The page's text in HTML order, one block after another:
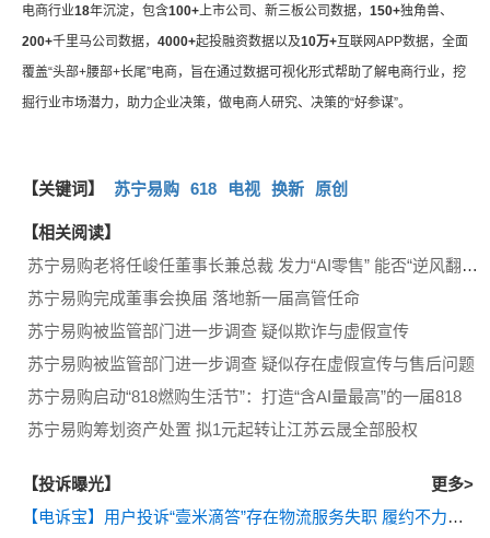
电商行业18年沉淀，包含100+ 上市公司、新三板公司数据， 150+独角兽、
200+千里马公司数据， 4000+起投融资数据以及10万+互联网APP数据，全面
覆盖“头部+腰部+长尾”电商，旨在通过数据可视化形式帮助了解电商行业，挖
掘行业市场潜力，助力企业决策，做电商人研究、决策的“好参谋”。
【关键词】 苏宁易购 618 电视 换新 原创
【相关阅读】
苏宁易购老将任峻任董事长兼总裁 发力“AI零售” 能否“逆风翻盘”？
苏宁易购完成董事会换届 落地新一届高管任命
苏宁易购被监管部门进一步调查 疑似欺诈与虚假宣传
苏宁易购被监管部门进一步调查 疑似存在虚假宣传与售后问题
苏宁易购启动“818燃购生活节”：打造“含AI量最高”的一届818
苏宁易购筹划资产处置 拟1元起转让江苏云晟全部股权
【投诉曝光】
更多>
【电诉宝】用户投诉“壹米滴答”存在物流服务失职 履约不力等问题